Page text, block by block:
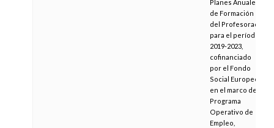
Planes Anuales
de Formación
del Profesorado
para el período
2019-2023,
cofinanciado
por el Fondo
Social Europeo
en el marco del
Programa
Operativo de
Empleo,